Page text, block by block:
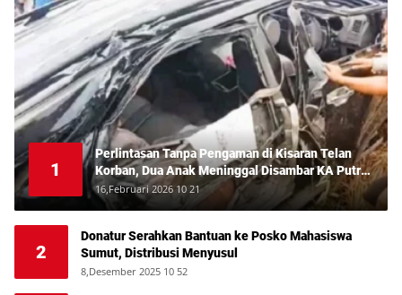
1
Perlintasan Tanpa Pengaman di Kisaran Telan
Korban, Dua Anak Meninggal Disambar KA Putri
Deli
16,Februari 2026 10 21
2
Donatur Serahkan Bantuan ke Posko Mahasiswa
Sumut, Distribusi Menyusul
8,Desember 2025 10 52